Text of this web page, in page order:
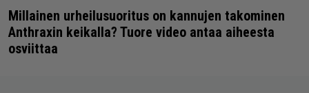
Millainen urheilusuoritus on kannujen takominen
Anthraxin keikalla? Tuore video antaa aiheesta
osviittaa